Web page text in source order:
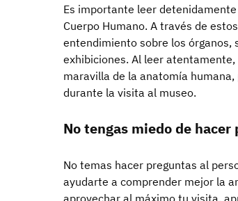
Es importante leer
Cuerpo Humano. A través de
entendimiento sobre los órganos,
exhibiciones. Al leer
maravilla de la anatomía
durante la visita al museo.
No tengas miedo de
No temas hacer preguntas al
ayudarte a comprender mejor la